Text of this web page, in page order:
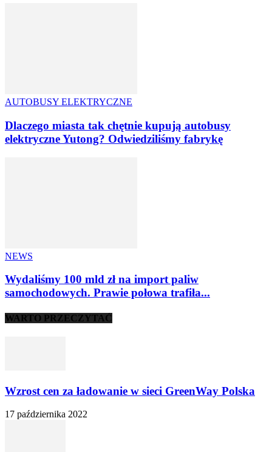
AUTOBUSY ELEKTRYCZNE
Dlaczego miasta tak chętnie kupują autobusy
elektryczne Yutong? Odwiedziliśmy fabrykę
NEWS
Wydaliśmy 100 mld zł na import paliw
samochodowych. Prawie połowa trafiła...
WARTO PRZECZYTAĆ
Wzrost cen za ładowanie w sieci GreenWay Polska
17 października 2022